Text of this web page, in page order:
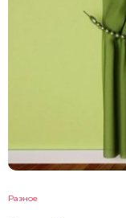
Разное